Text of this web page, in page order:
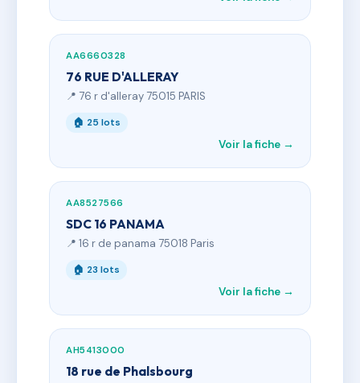
AA6660328
76 RUE D'ALLERAY
📍 76 r d'alleray 75015 PARIS
🏠 25 lots
Voir la fiche →
AA8527566
SDC 16 PANAMA
📍 16 r de panama 75018 Paris
🏠 23 lots
Voir la fiche →
AH5413000
18 rue de Phalsbourg